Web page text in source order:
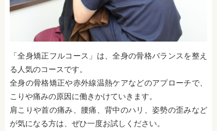
「全身矯正フルコース」は、全身の骨格バランスを整え
る人気のコースです。
全身の骨格矯正や赤外線温熱ケアなどのアプローチで、
こりや痛みの原因に働きかけていきます。
肩こりや首の痛み、腰痛、背中のハリ、姿勢の歪みなど
が気になる方は、ぜひ一度お試しください。